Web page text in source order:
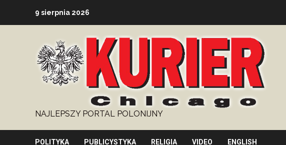
9 sierpnia 2026
NAJLEPSZY PORTAL POLONIJNY
POLITYKA PUBLICYSTYKA RELIGIA VIDEO ENGLISH